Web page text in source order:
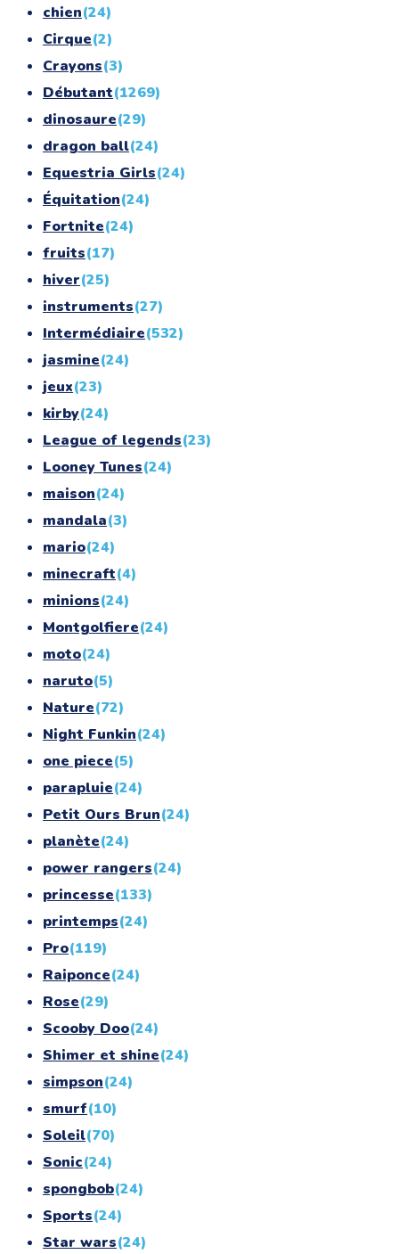
chien(24)
Cirque(2)
Crayons(3)
Débutant(1269)
dinosaure(29)
dragon ball(24)
Equestria Girls(24)
Équitation(24)
Fortnite(24)
fruits(17)
hiver(25)
instruments(27)
Intermédiaire(532)
jasmine(24)
jeux(23)
kirby(24)
League of legends(23)
Looney Tunes(24)
maison(24)
mandala(3)
mario(24)
minecraft(4)
minions(24)
Montgolfiere(24)
moto(24)
naruto(5)
Nature(72)
Night Funkin(24)
one piece(5)
parapluie(24)
Petit Ours Brun(24)
planète(24)
power rangers(24)
princesse(133)
printemps(24)
Pro(119)
Raiponce(24)
Rose(29)
Scooby Doo(24)
Shimer et shine(24)
simpson(24)
smurf(10)
Soleil(70)
Sonic(24)
spongbob(24)
Sports(24)
Star wars(24)